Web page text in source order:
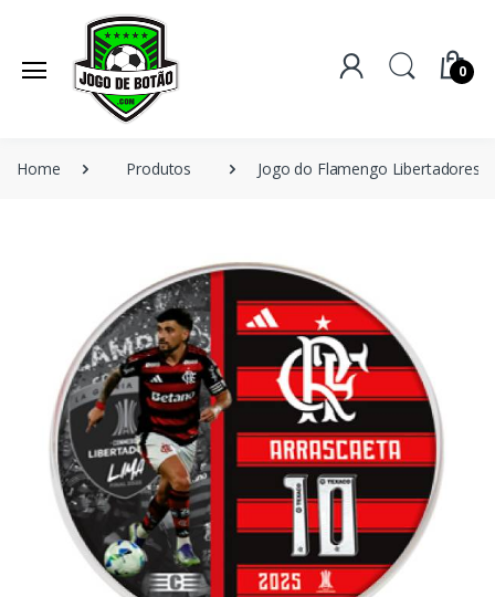
0
Home Produtos Jogo do Flamengo Libertadores -